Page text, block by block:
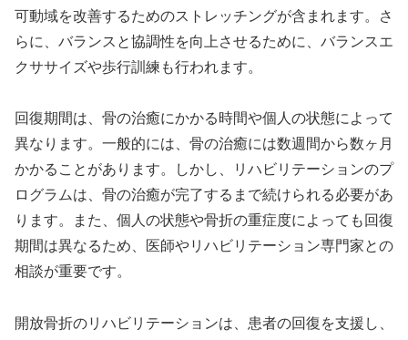
可動域を改善するためのストレッチングが含まれます。さ
らに、バランスと協調性を向上させるために、バランスエ
クササイズや歩行訓練も行われます。
回復期間は、骨の治癒にかかる時間や個人の状態によって
異なります。一般的には、骨の治癒には数週間から数ヶ月
かかることがあります。しかし、リハビリテーションのプ
ログラムは、骨の治癒が完了するまで続けられる必要があ
ります。また、個人の状態や骨折の重症度によっても回復
期間は異なるため、医師やリハビリテーション専門家との
相談が重要です。
開放骨折のリハビリテーションは、患者の回復を支援し、